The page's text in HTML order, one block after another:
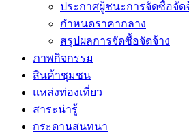
ประกาศผู้ชนะการจัดซื้อจัด
กำหนดราคากลาง
สรุปผลการจัดซื้อจัดจ้าง
ภาพกิจกรรม
สินค้าชุมชน
แหล่งท่องเที่ยว
สาระน่ารู้
กระดานสนทนา